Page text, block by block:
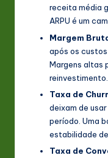
receita média
ARPU é um
Margem
após os
Margens altas
reinvestimento.
Taxa de
deixam de
período. Uma
estabilidade
Taxa de